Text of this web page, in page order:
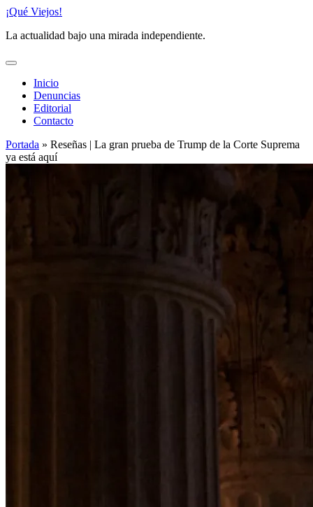
Saltar
contenido
¡Qué Viejos!
La actualidad bajo una mirada independiente.
Inicio
Denuncias
Editorial
Contacto
Portada » Reseñas | La gran prueba de Trump de la Corte Suprema
ya está aquí